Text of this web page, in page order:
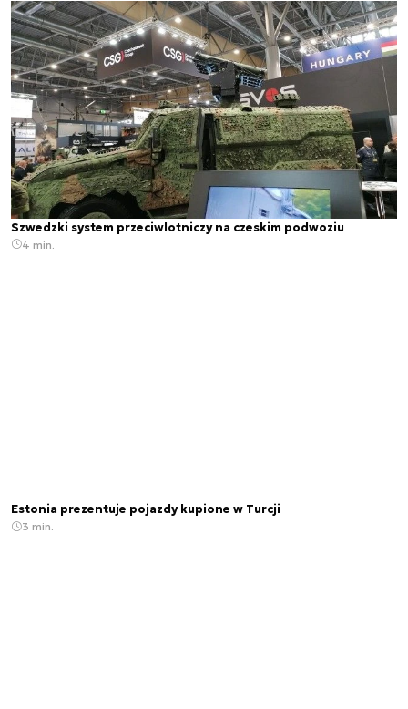
Szwedzki system przeciwlotniczy na czeskim podwoziu
4 min.
Estonia prezentuje pojazdy kupione w Turcji
3 min.